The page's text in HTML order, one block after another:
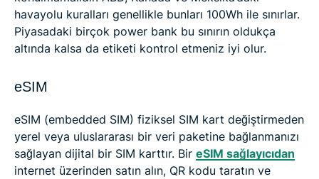
havayolu kuralları genellikle bunları 100Wh ile sınırlar.
Piyasadaki birçok power bank bu sınırın oldukça
altında kalsa da etiketi kontrol etmeniz iyi olur.
eSIM
eSIM (embedded SIM) fiziksel SIM kart değiştirmeden
yerel veya uluslararası bir veri paketine bağlanmanızı
sağlayan dijital bir SIM karttır. Bir eSIM sağlayıcıdan
internet üzerinden satın alın, QR kodu taratın ve